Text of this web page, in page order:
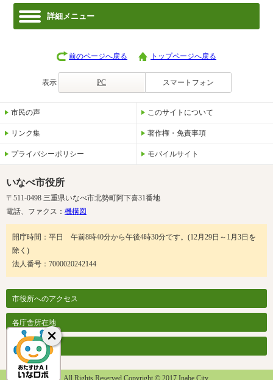
詳細メニュー
前のページへ戻る トップページへ戻る
表示 PC スマートフォン
市民の声 このサイトについて
リンク集 著作権・免責事項
プライバシーポリシー モバイルサイト
いなべ市役所
〒511-0498 三重県いなべ市北勢町阿下喜31番地
電話、ファクス： 機構図
開庁時間：平日 午前8時40分から午後4時30分です。(12月29日～1月3日を
除く)
法人番号：7000020242144
市役所へのアクセス
各庁舎所在地
各課案内